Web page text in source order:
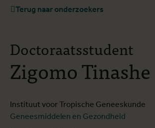
Terug naar onderzoekers
Zigomo Tinashe
Doctoraatsstudent
Instituut voor Tropische Geneeskunde
Geneesmiddelen en Gezondheid